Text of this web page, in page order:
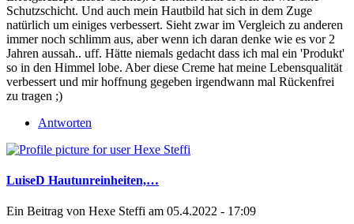
Schutzschicht. Und auch mein Hautbild hat sich in dem Zuge
natürlich um einiges verbessert. Sieht zwar im Vergleich zu anderen
immer noch schlimm aus, aber wenn ich daran denke wie es vor 2
Jahren aussah.. uff. Hätte niemals gedacht dass ich mal ein 'Produkt'
so in den Himmel lobe. Aber diese Creme hat meine Lebensqualität
verbessert und mir hoffnung gegeben irgendwann mal Rückenfrei
zu tragen ;)
Antworten
LuiseD Hautunreinheiten,…
Ein Beitrag von Hexe Steffi am 05.4.2022 - 17:09